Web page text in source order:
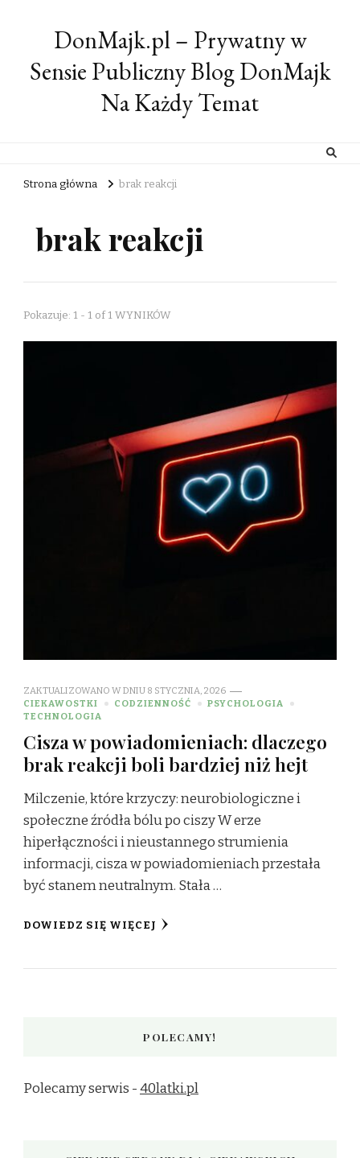
DonMajk.pl – Prywatny w
Sensie Publiczny Blog DonMajk
Na Każdy Temat
Strona główna brak reakcji
brak reakcji
Pokazuje: 1 - 1 of 1 WYNIKÓW
ZAKTUALIZOWANO W DNIU 8 STYCZNIA, 2026
CIEKAWOSTKI
CODZIENNOŚĆ
PSYCHOLOGIA
TECHNOLOGIA
Cisza w powiadomieniach: dlaczego
brak reakcji boli bardziej niż hejt
Milczenie, które krzyczy: neurobiologiczne i
społeczne źródła bólu po ciszy W erze
hiperłączności i nieustannego strumienia
informacji, cisza w powiadomieniach przestała
być stanem neutralnym. Stała …
DOWIEDZ SIĘ WIĘCEJ
POLECAMY!
Polecamy serwis -40latki.pl